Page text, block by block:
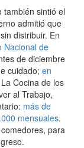
también sintió el
admitió que
distribuir. En
Nacional de
de diciembre
cuidado; en
Cocina de los
al Trabajo,
más de
mensuales.
para